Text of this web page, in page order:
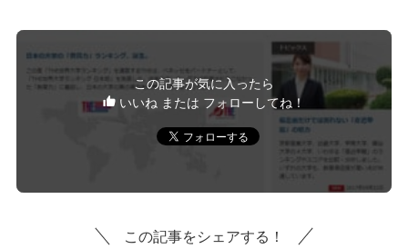
この記事が気に入ったら
いいね または フォローしてね！
この記事をシェアする！